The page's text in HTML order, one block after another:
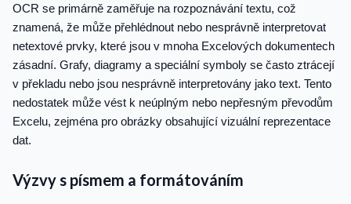
OCR se primárně zaměřuje na rozpoznávání textu, což
znamená, že může přehlédnout nebo nesprávně interpretovat
netextové prvky, které jsou v mnoha Excelových dokumentech
zásadní. Grafy, diagramy a speciální symboly se často ztrácejí
v překladu nebo jsou nesprávně interpretovány jako text. Tento
nedostatek může vést k neúplným nebo nepřesným převodům
Excelu, zejména pro obrázky obsahující vizuální reprezentace
dat.
Výzvy s písmem a formátováním